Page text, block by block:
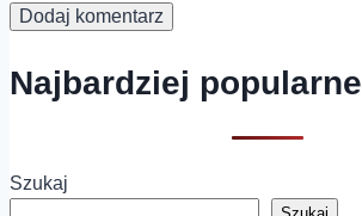
Najbardziej popularne
Szukaj